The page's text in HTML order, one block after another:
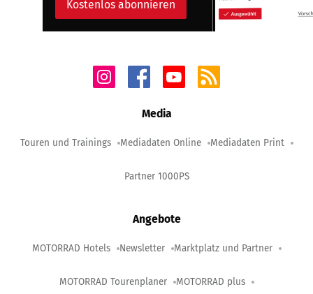
Kostenlos abonnieren
Media
Touren und Trainings Mediadaten Online Mediadaten Print
Partner 1000PS
Angebote
MOTORRAD Hotels Newsletter Marktplatz und Partner
MOTORRAD Tourenplaner MOTORRAD plus